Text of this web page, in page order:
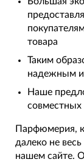
товара
Таким
надежным
Наше
совместных
Парфюмерия,
далеко не
нашем сайте.